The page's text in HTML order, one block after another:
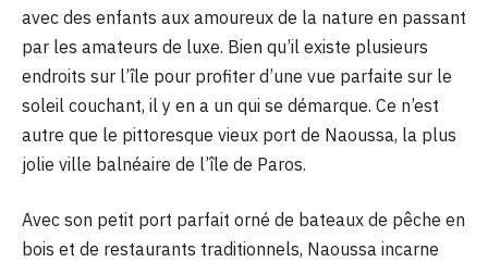
avec des enfants aux amoureux de la nature en passant
par les amateurs de luxe. Bien qu’il existe plusieurs
endroits sur l’île pour profiter d’une vue parfaite sur le
soleil couchant, il y en a un qui se démarque. Ce n’est
autre que le pittoresque vieux port de Naoussa, la plus
jolie ville balnéaire de l’île de Paros.
Avec son petit port parfait orné de bateaux de pêche en
bois et de restaurants traditionnels, Naoussa incarne